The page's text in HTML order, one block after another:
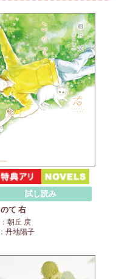
試し読み
て 右
朝丘 戻
丹地陽子